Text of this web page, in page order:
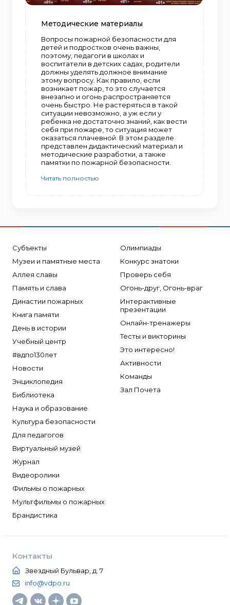
Методические материалы
Вопросы пожарной безопасности для
детей и подростков очень важны,
поэтому, педагоги в школах и
воспитатели в детских садах, родители
должны уделять должное внимание
этому вопросу. Как правило, если
возникает пожар, то это случается
внезапно и огонь распространяется
очень быстро. Не растеряться в такой
ситуации невозможно, а уж если у
ребенка не достаточно знаний, как вести
себя при пожаре, то ситуация может
оказаться плачевной. В этом разделе
представлен дидактический материал и
методические разработки, а также
памятки по пожарной безопасности.
Читать полностью
Субъекты
Музеи и памятные места
Аллея славы
Память и слава
Династии пожарных
Книга памяти
День в истории
Учебный центр
#вдпо130лет
Новости
Энциклопедия
Библиотека
Наука и образование
Культура безопасности
Для педагогов
Виртуальный музей
Журнал
Видеоролики
Фильмы о пожарных
Мультфильмы о пожарных
Брандистика
Олимпиады
Конкурс знатоки
Проверь себя
Огонь-друг, Огонь-враг
Интерактивные
презентации
Онлайн-тренажеры
Тесты и викторины
Это интересно!
Активности
Команды
Зал Почета
Контакты
Звездный Бульвар, д. 7
info@vdpo.ru